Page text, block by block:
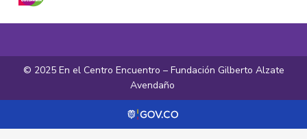
© 2025 En el Centro Encuentro – Fundación Gilberto Alzate
Avendaño